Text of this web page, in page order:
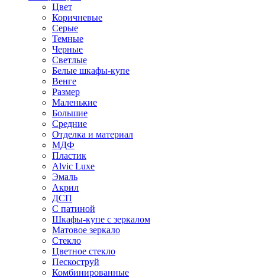
Цвет
Коричневые
Серые
Темные
Черные
Светлые
Белые шкафы-купе
Венге
Размер
Маленькие
Большие
Средние
Отделка и материал
МДФ
Пластик
Alvic Luxe
Эмаль
Акрил
ДСП
С патиной
Шкафы-купе с зеркалом
Матовое зеркало
Стекло
Цветное стекло
Пескоструй
Комбинированные